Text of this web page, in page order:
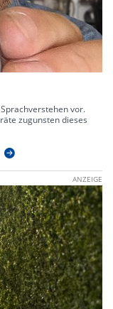
vor.
zugunsten dieses
ANZEIGE